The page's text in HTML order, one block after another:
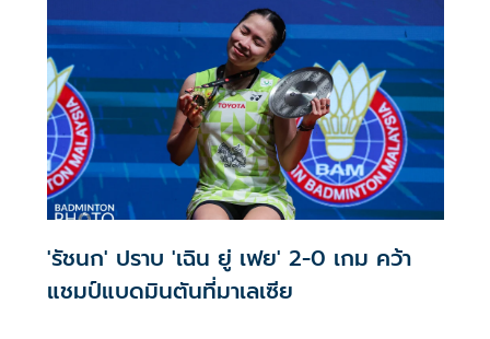
'รัชนก' ปราบ 'เฉิน ยู่ เฟย' 2-0 เกม คว้า
แชมป์แบดมินตันที่มาเลเซีย